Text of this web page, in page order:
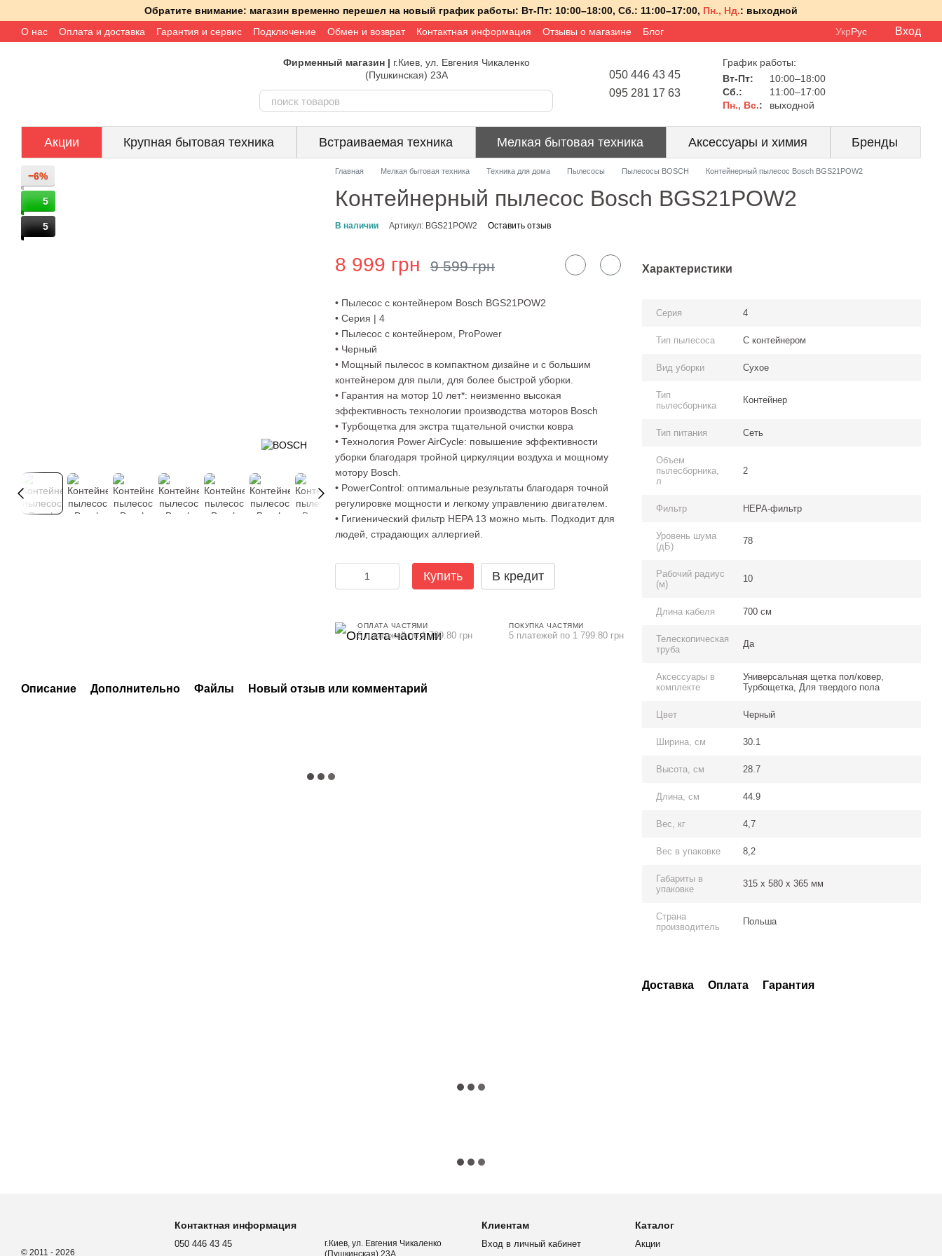
Перейти к основному контентуОбратите внимание: магазин временно перешел на новый график работы: Вт-Пт: 10:00–18:00, Сб.: 11:00–17:00, Пн., Нд.: выходной
О нас
Оплата и доставка Гарантия и сервис Подключение Обмен и возврат Контактная информация Отзывы о магазине Блог УкрРус Вход
Фирменный магазин | г.Киев, ул. Евгения Чикаленко
(Пушкинская) 23А
050 446 43 45
095 281 17 63
График работы:
Вт-Пт:
10:00–18:00
Сб.:
11:00–17:00
Пн., Вс.: выходной
Акции Крупная бытовая техника Встраиваемая техника Мелкая бытовая техника Аксессуары и химия Бренды
−6%
5
5
Главная Мелкая бытовая техника Техника для дома Пылесосы Пылесосы BOSCH Контейнерный пылесос Bosch BGS21POW2
Контейнерный пылесос Bosch BGS21POW2
В наличии Артикул: BGS21POW2 Оставить отзыв
8 999 грн 9 599 грн
• Пылесос с контейнером Bosch BGS21POW2
• Серия | 4
• Пылесос с контейнером, ProPower
• Черный
• Мощный пылесос в компактном дизайне и с большим
контейнером для пыли, для более быстрой уборки.
• Гарантия на мотор 10 лет*: неизменно высокая
эффективность технологии производства моторов Bosch
• Турбощетка для экстра тщательной очистки ковра
• Технология Power AirCycle: повышение эффективности
уборки благодаря тройной циркуляции воздуха и мощному
мотору Bosch.
• PowerControl: оптимальные результаты благодаря точной
регулировке мощности и легкому управлению двигателем.
• Гигиенический фильтр HEPA 13 можно мыть. Подходит для
людей, страдающих аллергией.
Купить В кредит
ОПЛАТА ЧАСТЯМИ
5 платежей по 1 799.80 грн
ПОКУПКА ЧАСТЯМИ
5 платежей по 1 799.80 грн
Характеристики
Серия 4
Тип пылесоса С контейнером
Вид уборки Сухое
Тип
пылесборника
Контейнер
Тип питания Сеть
Объем
пылесборника,
л
2
Фильтр HEPA-фильтр
Уровень шума
(дБ)
78
Рабочий радиус
(м)
10
Длина кабеля 700 см
Телескопическая
труба
Да
Аксессуары в
комплекте
Универсальная щетка пол/ковер,
Турбощетка, Для твердого пола
Цвет Черный
Ширина, см 30.1
Высота, см 28.7
Длина, см 44.9
Вес, кг 4,7
Вес в упаковке 8,2
Габариты в
упаковке
315 x 580 x 365 мм
Страна
производитель
Польша
Доставка Оплата Гарантия
Описание Дополнительно Файлы Новый отзыв или комментарий
© 2011 - 2026
Контактная информация
050 446 43 45
г.Киев, ул. Евгения Чикаленко
(Пушкинская) 23А
Клиентам
Вход в личный кабинет
Каталог
Акции